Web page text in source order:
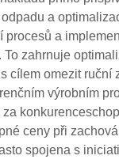
a
a
zahrnuje
cílem omezit ruční
výrobním
ceny při
spojena s